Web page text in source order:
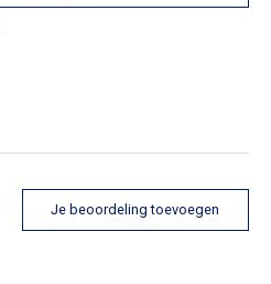
Je beoordeling toevoegen